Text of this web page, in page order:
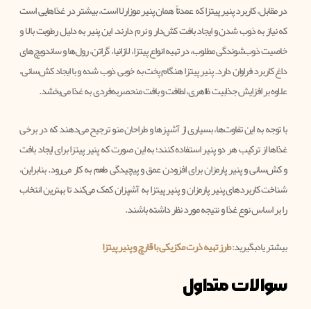
در مقابل، کاربرد پنیر پیتزا که عمدتاً همان پنیر موزارلا است، بیشتر در غذاهایی است
که نیاز به ذوب شدن و ایجاد بافت کش‌دار و نرم دارند. این پنیر به دلیل رطوبت بالا و
خاصیت ذوب‌شوندگی مطلوب، در تهیه انواع پیتزا، لازانیا، گراتن، رول‌ها و ساندویچ‌های
داغ کاربرد فراوان دارد. پنیر پیتزا هنگام پخت به خوبی ذوب شده و با ایجاد کش‌سانی،
علاوه بر افزایش جذابیت ظاهری، لطافت و بافت منحصربه‌فردی به غذا می‌بخشد.
با توجه به این تفاوت‌ها، بسیاری از آشپزها و طراحان منو ترجیح می‌دهند که در برخی
غذاها از ترکیب هر دو پنیر استفاده کنند؛ به این صورت که پنیر پیتزا برای ایجاد بافت
و کش‌سانی و پنیر پارمزان برای افزودن عمق و پیچیدگی طعم به کار می‌رود. بنابراین،
شناخت کاربردهای پنیر پارمزان و پنیر پیتزا به آشپزان کمک می‌کند تا بهترین انتخاب
را بر اساس نوع غذا و نتیجه مورد نظر داشته باشند.
بیشتر یادبگیرید:طرز تهیه ذرت مکزیکی با قارچ و پنیر پیتزا
سوالات متداول